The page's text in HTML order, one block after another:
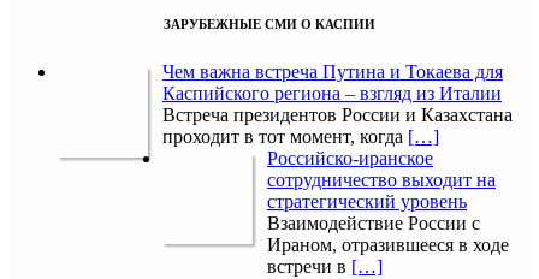
ЗАРУБЕЖНЫЕ СМИ О КАСПИИ
Чем важна встреча Путина и Токаева для
Каспийского региона – взгляд из Италии
Встреча президентов России и Казахстана
проходит в тот момент, когда […]
Российско-иранское
сотрудничество выходит на
стратегический уровень
Взаимодействие России с
Ираном, отразившееся в ходе
встречи в […]